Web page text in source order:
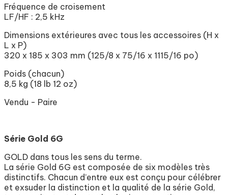
Fréquence de croisement
LF/HF : 2,5 kHz
Dimensions extérieures avec tous les accessoires (H x
L x P)
320 x 185 x 303 mm (125/8 x 75/16 x 1115/16 po)
Poids (chacun)
8,5 kg (18 lb 12 oz)
Vendu - Paire
Série Gold 6G
GOLD dans tous les sens du terme.
La série Gold 6G est composée de six modèles très
distinctifs. Chacun d’entre eux est conçu pour célébrer
et exsuder la distinction et la qualité de la série Gold,